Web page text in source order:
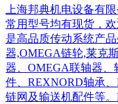
上海邦典机电设备有
常用型号均有现货，
是高品质传动系统产
器,OMEGA链轮,莱克
器、OMEGA联轴器
件、REXNORD轴承
链网及输送机配件等